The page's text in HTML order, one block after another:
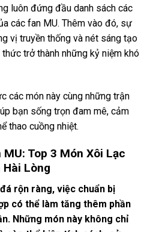
luôn đứng đầu danh sách các
các fan MU. Thêm vào đó, sự
vị truyền thống và nét sáng tạo
trở thành những kỷ niệm khó
các món này cùng những trận
bạn sống trọn đam mê, cảm
thao cuồng nhiệt.
Top 3 Món Xôi Lạc
Hài Lòng
rộn ràng, việc chuẩn bị
có thể làm tăng thêm phần
Những món này không chỉ